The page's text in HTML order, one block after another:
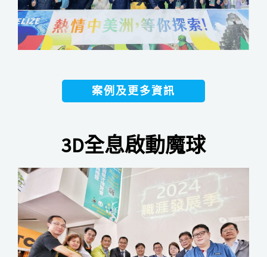
案例及更多資訊
3D全息啟動魔球